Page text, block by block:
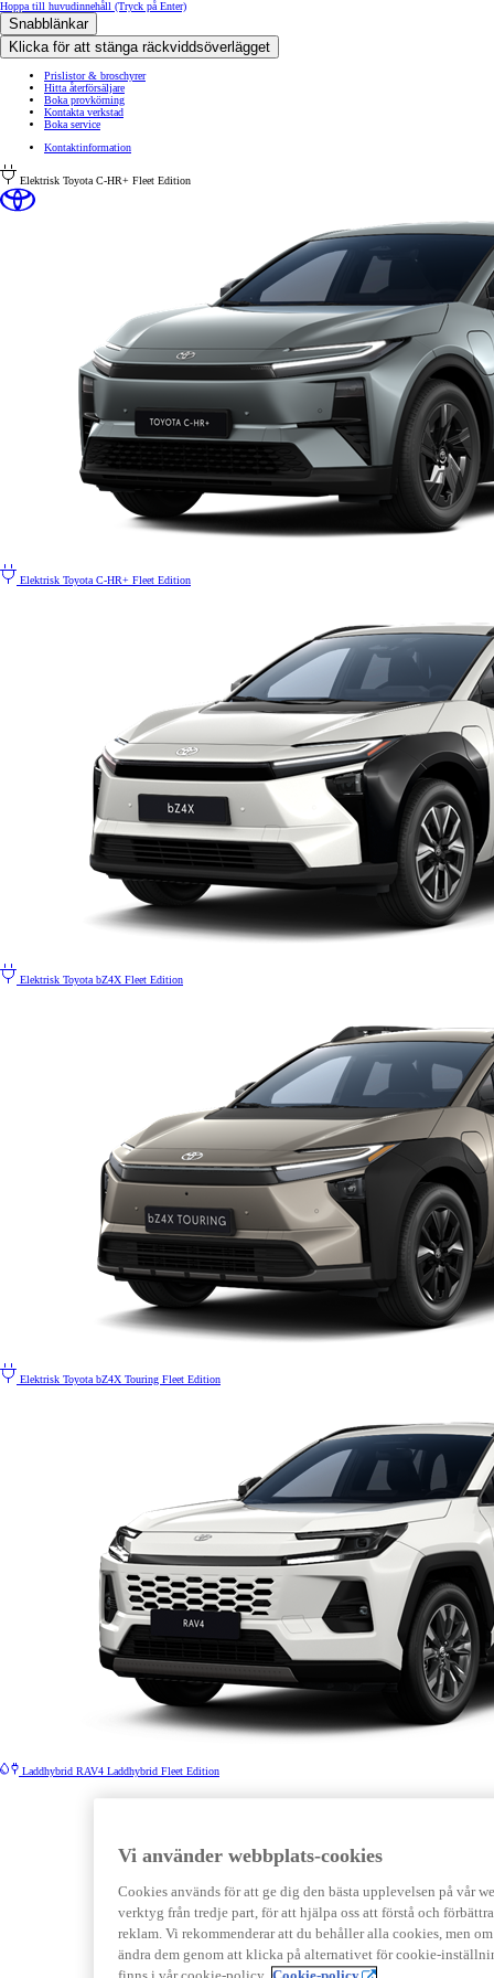
Hoppa till huvudinnehåll (Tryck på Enter)
Snabblänkar
Klicka för att stänga räckviddsöverlägget
Prislistor & broschyrer
Hitta återförsäljare
Boka provkörning
Kontakta verkstad
Boka service
Kontaktinformation
Elektrisk Toyota C-HR+ Fleet Edition
Elektrisk Toyota C-HR+ Fleet Edition
Elektrisk Toyota bZ4X Fleet Edition
Elektrisk Toyota bZ4X Touring Fleet Edition
Laddhybrid RAV4 Laddhybrid Fleet Edition
Vi använder webbplats-cookies
Cookies används för att ge dig den bästa upplevelsen på vår
verktyg från tredje part, för att hjälpa oss att förstå och
reklam. Vi rekommenderar att du behåller alla cookies, men
ändra dem genom att klicka på alternativet för cookie-